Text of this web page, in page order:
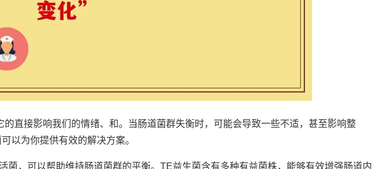
的直接影响我们的情绪、和。当肠道菌群失衡时，可能会导致一些不适，甚至影响整
以为你提供有效的解决方案。
菌，可以帮助维持肠道菌群的平衡。TE益生菌含有多种有益菌株，能够有效增强肠道内